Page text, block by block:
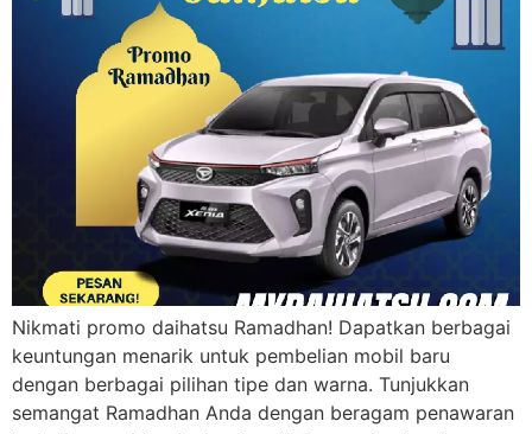
Nikmati promo daihatsu Ramadhan! Dapatkan berbagai
keuntungan menarik untuk pembelian mobil baru
dengan berbagai pilihan tipe dan warna. Tunjukkan
semangat Ramadhan Anda dengan beragam penawaran